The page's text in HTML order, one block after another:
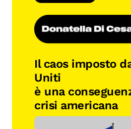
Il caos imposto
Uniti
è una
crisi americana